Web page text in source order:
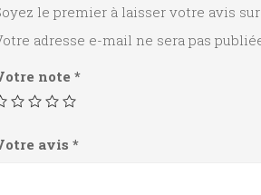
le premier à laisser votre avis sur
adresse e-mail ne sera pas
note *
avis *